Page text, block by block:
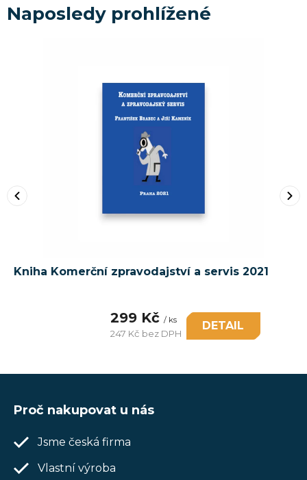
Naposledy prohlížené
Kniha Komerční zpravodajství a servis 2021
299 Kč / ks
247 Kč bez DPH
DETAIL
Proč nakupovat u nás
Jsme česká firma
Vlastní výroba